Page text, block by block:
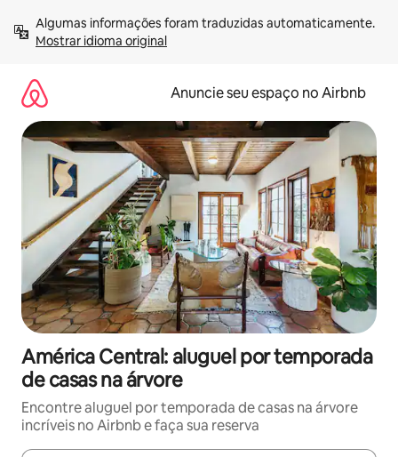
para
Mostrar idioma original
Anuncie seu espaço no Airbnb
América Central: aluguel por temporada
de casas na árvore
Encontre aluguel por temporada de casas na árvore
incríveis no Airbnb e faça sua reserva